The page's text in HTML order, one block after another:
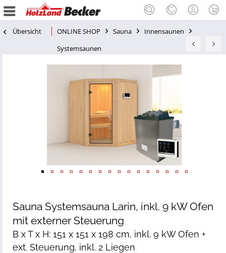
Übersicht ONLINE SHOP Sauna
Innensaunen
Systemsaunen
Sauna Systemsauna Larin, inkl. 9 kW Ofen
mit externer Steuerung
B x T x H: 151 x 151 x 198 cm, inkl. 9 kW Ofen +
ext. Steuerung, inkl. 2 Liegen